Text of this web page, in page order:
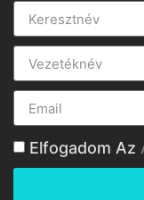
Elfogadom Az